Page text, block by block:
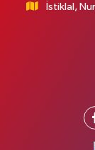
İstiklal,